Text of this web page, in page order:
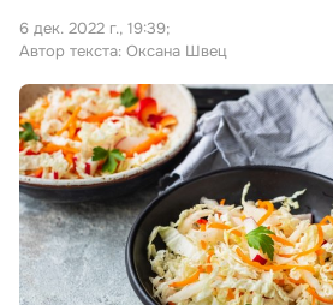
6 дек. 2022 г., 19:39;
Автор текста: Оксана Швец